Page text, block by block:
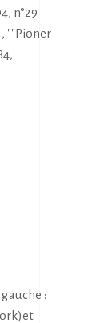
n°29
""Pioner
: